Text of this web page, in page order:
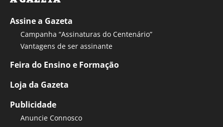
Assine a Gazeta
Campanha “Assinaturas do Centenário”
Vantagens de ser assinante
Feira do Ensino e Formação
Loja da Gazeta
Publicidade
Anuncie Connosco